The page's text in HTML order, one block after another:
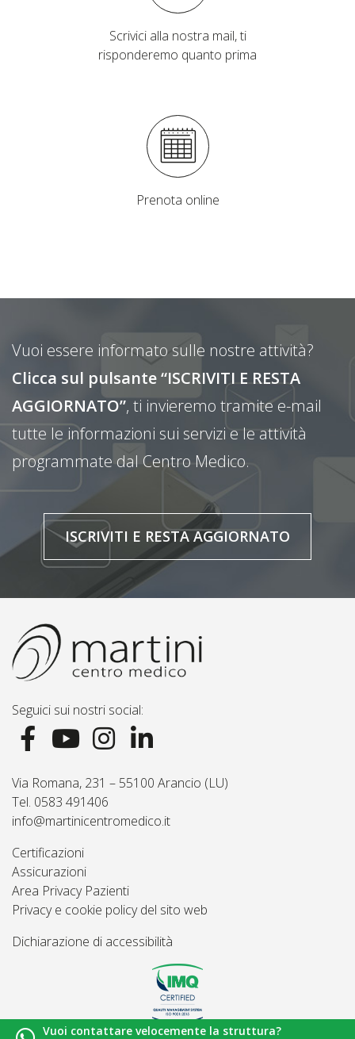
Scrivici alla nostra mail, ti
risponderemo quanto prima
Prenota online
Vuoi essere informato sulle nostre attività?
Clicca sul pulsante “ISCRIVITI E RESTA
AGGIORNATO”, ti invieremo tramite e-mail
tutte le informazioni sui servizi e le attività
programmate dal Centro Medico.
ISCRIVITI E RESTA AGGIORNATO
Seguici sui nostri social:
Via Romana, 231 – 55100 Arancio (LU)
Tel. 0583 491406
info@martinicentromedico.it
Certificazioni
Assicurazioni
Area Privacy Pazienti
Privacy e cookie policy del sito web
Dichiarazione di accessibilità
Vuoi contattare velocemente la struttura?